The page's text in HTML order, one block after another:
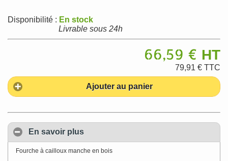
Disponibilité : En stock
Livrable sous 24h
66,59 € HT
79,91 € TTC
Ajouter au panier
En savoir plus
Fourche à cailloux manche en bois